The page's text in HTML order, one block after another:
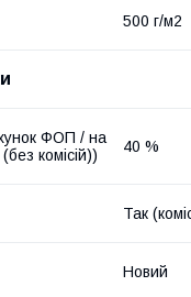
500 г/м2
ФОП / на
комісій))
40 %
Так
Новий